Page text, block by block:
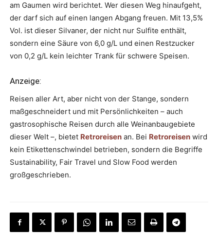
am Gaumen wird berichtet. Wer diesen Weg hinaufgeht,
der darf sich auf einen langen Abgang freuen. Mit 13,5%
Vol. ist dieser Silvaner, der nicht nur Sulfite enthält,
sondern eine Säure von 6,0 g/L und einen Restzucker
von 0,2 g/L kein leichter Trank für schwere Speisen.
Anzeige:
Reisen aller Art, aber nicht von der Stange, sondern
maßgeschneidert und mit Persönlichkeiten – auch
gastrosophische Reisen durch alle Weinanbaugebiete
dieser Welt –, bietet Retroreisen an. Bei Retroreisen wird
kein Etikettenschwindel betrieben, sondern die Begriffe
Sustainability, Fair Travel und Slow Food werden
großgeschrieben.